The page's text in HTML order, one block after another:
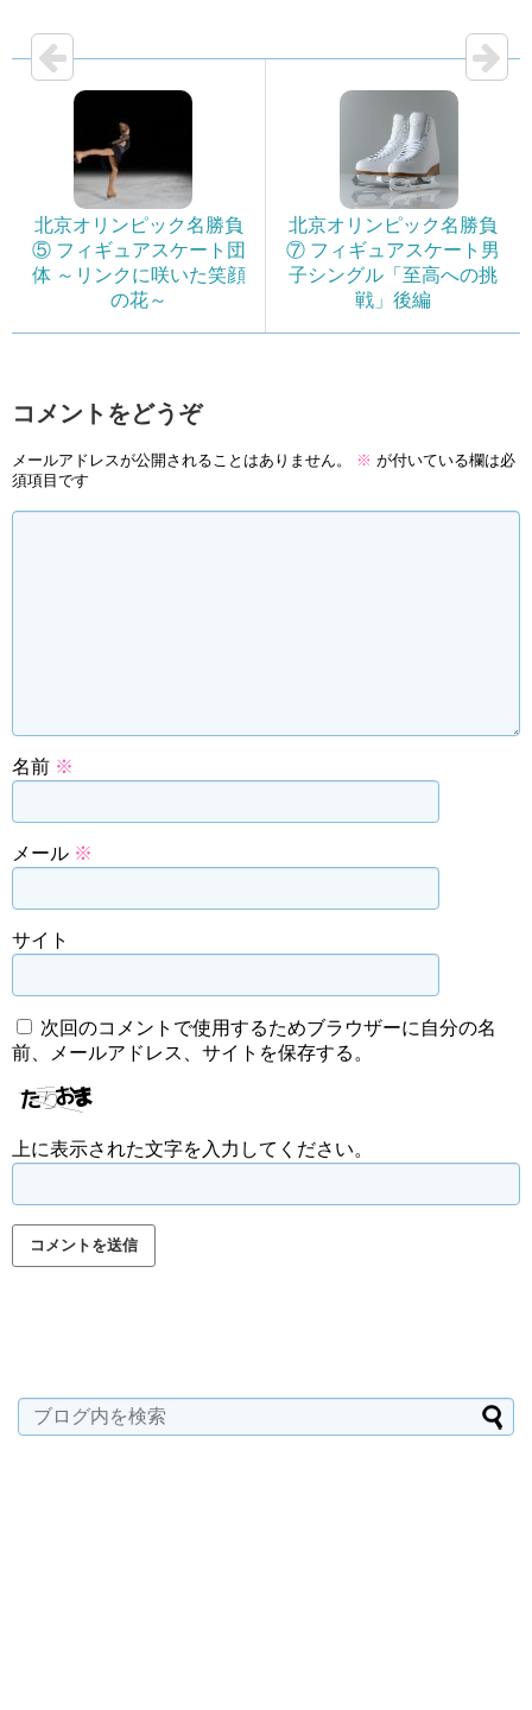
北京オリンピック名勝負
⑤ フィギュアスケート団
体 ～リンクに咲いた笑顔
の花～
北京オリンピック名勝負
⑦ フィギュアスケート男
子シングル「至高への挑
戦」後編
コメントをどうぞ
メールアドレスが公開されることはありません。 ※ が付いている欄は必
須項目です
名前 ※
メール ※
サイト
次回のコメントで使用するためブラウザーに自分の名
前、メールアドレス、サイトを保存する。
上に表示された文字を入力してください。